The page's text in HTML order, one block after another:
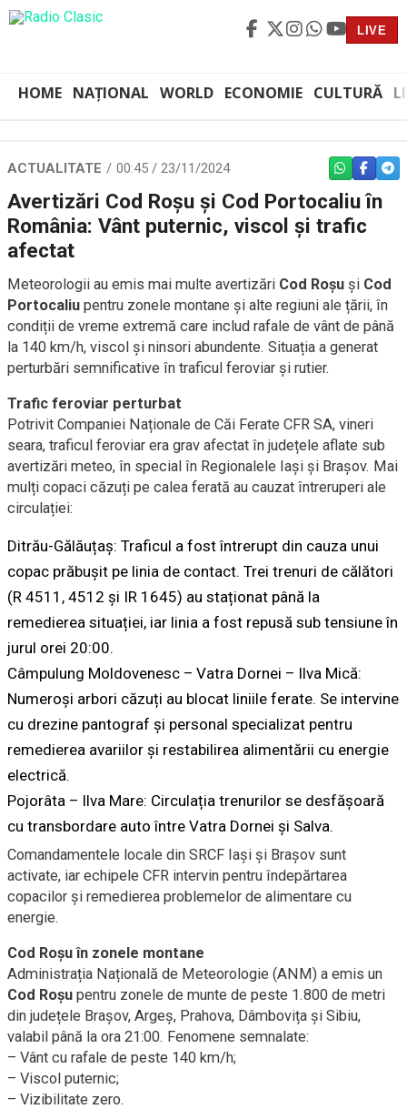
LIVE
HOME NAȚIONAL WORLD ECONOMIE CULTURĂ
ACTUALITATE 00:45 / 23/11/2024 WHATSAPP
Avertizări Cod Roșu și Cod Portocaliu în
România: Vânt puternic, viscol și trafic
afectat
Meteorologii au emis mai multe avertizări Cod Roșu și Cod
Portocaliu pentru zonele montane și alte regiuni ale țării, în
condiții de vreme extremă care includ rafale de vânt de până
la 140 km/h, viscol și ninsori abundente. Situația a generat
perturbări semnificative în traficul feroviar și rutier.
Trafic feroviar perturbat
Potrivit Companiei Naționale de Căi Ferate CFR SA, vineri
seara, traficul feroviar era grav afectat în județele aflate sub
avertizări meteo, în special în Regionalele Iași și Brașov. Mai
mulți copaci căzuți pe calea ferată au cauzat întreruperi ale
circulației:
Ditrău-Gălăuțaș: Traficul a fost întrerupt din cauza unui
copac prăbușit pe linia de contact. Trei trenuri de călători
(R 4511, 4512 și IR 1645) au staționat până la
remedierea situației, iar linia a fost repusă sub tensiune în
jurul orei 20:00.
Câmpulung Moldovenesc – Vatra Dornei – Ilva Mică:
Numeroși arbori căzuți au blocat liniile ferate. Se intervine
cu drezine pantograf și personal specializat pentru
remedierea avariilor și restabilirea alimentării cu energie
electrică.
Pojorâta – Ilva Mare: Circulația trenurilor se desfășoară
cu transbordare auto între Vatra Dornei și Salva.
Comandamentele locale din SRCF Iași și Brașov sunt
activate, iar echipele CFR intervin pentru îndepărtarea
copacilor și remedierea problemelor de alimentare cu
energie.
Cod Roșu în zonele montane
Administrația Națională de Meteorologie (ANM) a emis un
Cod Roșu pentru zonele de munte de peste 1.800 de metri
din județele Brașov, Argeș, Prahova, Dâmbovița și Sibiu,
valabil până la ora 21:00. Fenomene semnalate:
– Vânt cu rafale de peste 140 km/h;
– Viscol puternic;
– Vizibilitate zero.